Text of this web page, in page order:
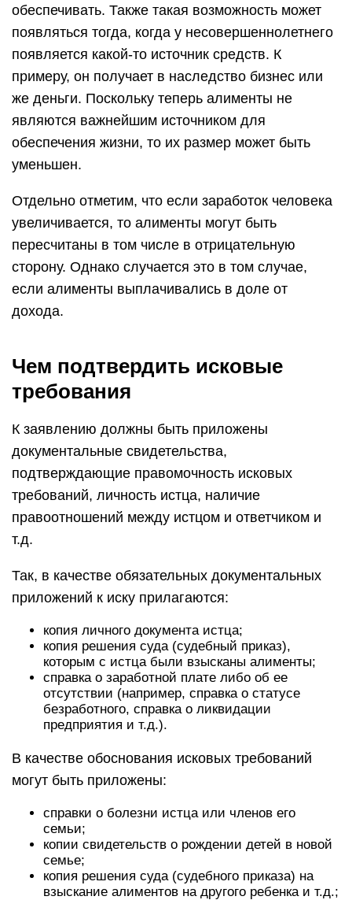
обеспечивать. Также такая возможность может
появляться тогда, когда у несовершеннолетнего
появляется какой-то источник средств. К
примеру, он получает в наследство бизнес или
же деньги. Поскольку теперь алименты не
являются важнейшим источником для
обеспечения жизни, то их размер может быть
уменьшен.
Отдельно отметим, что если заработок человека
увеличивается, то алименты могут быть
пересчитаны в том числе в отрицательную
сторону. Однако случается это в том случае,
если алименты выплачивались в доле от
дохода.
Чем подтвердить исковые
требования
К заявлению должны быть приложены
документальные свидетельства,
подтверждающие правомочность исковых
требований, личность истца, наличие
правоотношений между истцом и ответчиком и
т.д.
Так, в качестве обязательных документальных
приложений к иску прилагаются:
копия личного документа истца;
копия решения суда (судебный приказ),
которым с истца были взысканы алименты;
справка о заработной плате либо об ее
отсутствии (например, справка о статусе
безработного, справка о ликвидации
предприятия и т.д.).
В качестве обоснования исковых требований
могут быть приложены:
справки о болезни истца или членов его
семьи;
копии свидетельств о рождении детей в новой
семье;
копия решения суда (судебного приказа) на
взыскание алиментов на другого ребенка и т.д.;